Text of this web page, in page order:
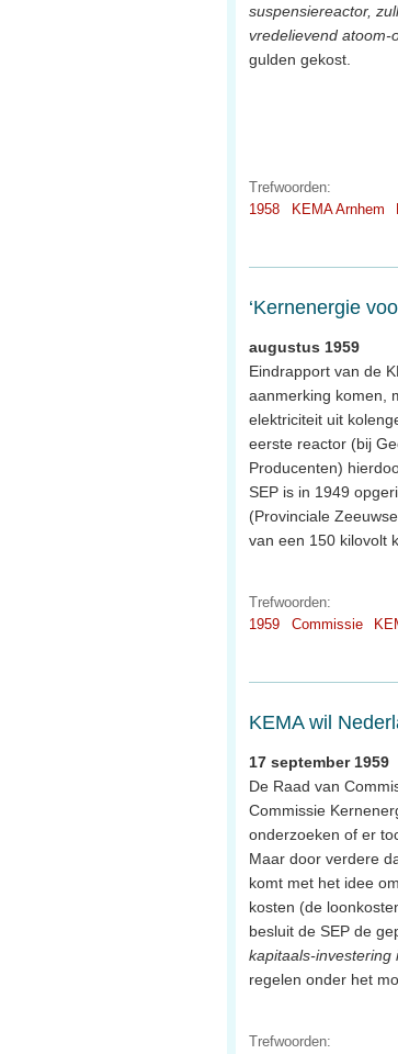
suspensiereactor,
vredelievend atoom-
gulden gekost.
Trefwoorden:
1958
KEMA Arnhem
‘Kernenergie
augustus 1959
Eindrapport van de
aanmerking komen,
elektriciteit uit
eerste reactor (bij
Producenten)
SEP is in 1949
(Provinciale
van een 150 kilovolt
Trefwoorden:
1959
Commissie
KEMA wil
17 september 1959
De Raad van
Commissie
onderzoeken of er
Maar door verdere
komt met het idee
kosten (de
besluit de SEP de
kapitaals-
regelen onder het
Trefwoorden: